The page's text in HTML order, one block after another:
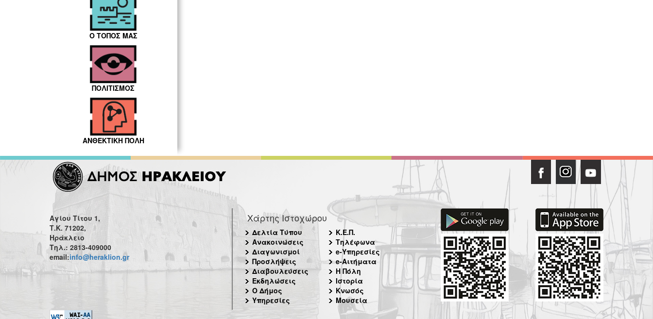
Ο ΤΟΠΟΣ ΜΑΣ
ΠΟΛΙΤΙΣΜΟΣ
ΑΝΘΕΚΤΙΚΗ ΠΟΛΗ
Αγίου Τίτου 1,
Τ.Κ. 71202,
Ηράκλειο
Τηλ.: 2813-409000
email:info@heraklion.gr
Χάρτης Ιστοχώρου
Δελτία Τύπου
Ανακοινώσεις
Διαγωνισμοί
Προσλήψεις
Διαβουλεύσεις
Εκδηλώσεις
Ο Δήμος
Υπηρεσίες
Κ.Ε.Π.
Τηλέφωνα
e-Υπηρεσίες
e-Αιτήματα
Η Πόλη
Ιστορία
Κνωσός
Μουσεία